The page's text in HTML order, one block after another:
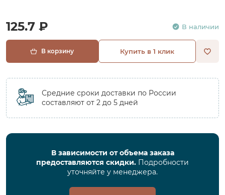
125.7 ₽ В наличии
В корзину Купить в 1 клик
Средние сроки доставки по России
составляют от 2 до 5 дней
В зависимости от объема заказа
предоставляются скидки. Подробности
уточняйте у менеджера.